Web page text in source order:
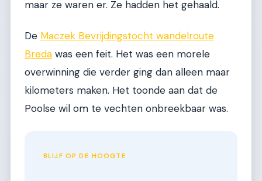
maar ze waren er. Ze hadden het gehaald.
De Maczek Bevrijdingstocht wandelroute
Breda was een feit. Het was een morele
overwinning die verder ging dan alleen maar
kilometers maken. Het toonde aan dat de
Poolse wil om te vechten onbreekbaar was.
BLIJF OP DE HOOGTE